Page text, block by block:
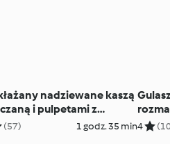
nadziewane kaszą
i pulpetami z
(57) 1 godz. 35 min4